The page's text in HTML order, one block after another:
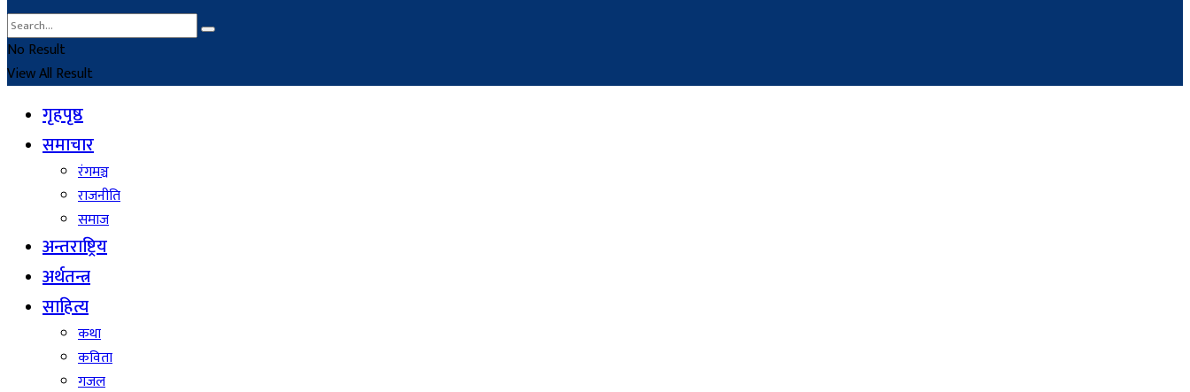
No Result
View All Result
गृहपृष्ठ
समाचार
रंगमञ्च
राजनीति
समाज
अन्तराष्ट्रिय
अर्थतन्त्र
साहित्य
कथा
कविता
गजल